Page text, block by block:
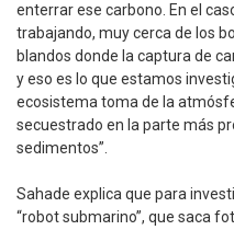
enterrar ese carbono. En el
trabajando, muy cerca de los
blandos donde la captura de
y eso es lo que estamos
ecosistema toma de la
secuestrado en la parte más
sedimentos”.
Sahade explica que para
“robot submarino”, que saca